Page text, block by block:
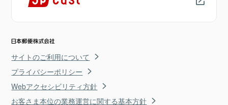
サイトのご利用について
プライバシーポリシー
Webアクセシビリティ方針
お客さま本位の業務運営に関する基本方針